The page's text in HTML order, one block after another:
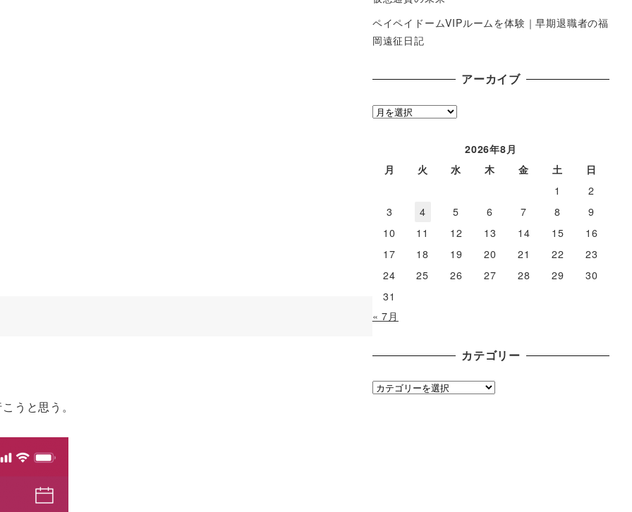
うと思う。
ペイペイドームVIPルームを体験｜早期退職者の福
岡遠征日記
アーカイブ
ア
2026年8月
月
火 水 木 金 土
日
1
2
3
4 5 6 7 8
9
10
11 12 13 14 15
16
17
18 19 20 21 22
23
24
25 26 27 28 29
30
31
« 7月
カテゴリー
カ